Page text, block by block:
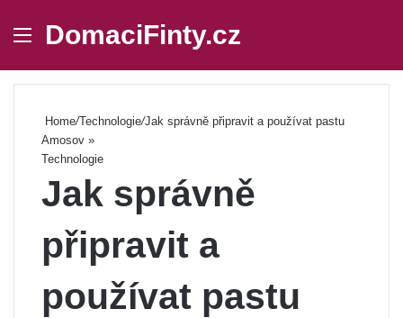
Menu
DomaciFinty.cz
Home/Technologie/Jak správně připravit a používat pastu
Amosov »
Technologie
Jak správně
připravit a
používat pastu